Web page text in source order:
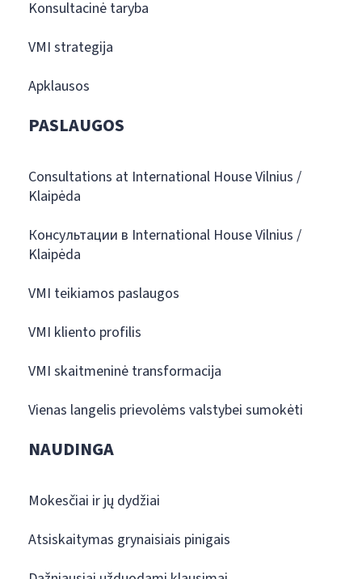
Konsultacinė taryba
VMI strategija
Apklausos
PASLAUGOS
Consultations at International House Vilnius /
Klaipėda
Консультации в International House Vilnius /
Klaipėda
VMI teikiamos paslaugos
VMI kliento profilis
VMI skaitmeninė transformacija
Vienas langelis prievolėms valstybei sumokėti
NAUDINGA
Mokesčiai ir jų dydžiai
Atsiskaitymas grynaisiais pinigais